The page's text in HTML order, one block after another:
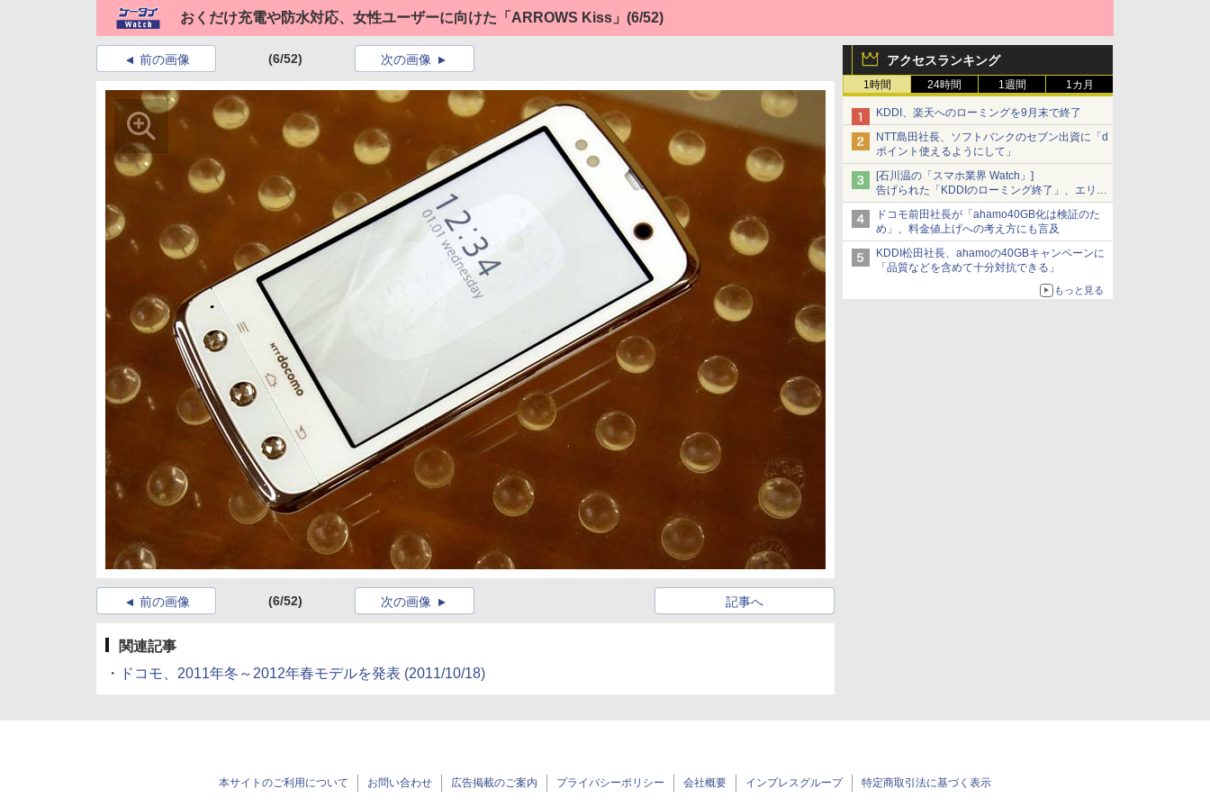
おくだけ充電や防水対応、女性ユーザーに向けた「ARROWS Kiss」 (6/52)
アクセスランキング
1時間 24時間 1週間 1カ月
KDDI、楽天へのローミングを9月末で終了
NTT島田社長、ソフトバンクのセブン出資に「d
ポイント使えるようにして」
[石川温の「スマホ業界 Watch」]
告げられた「KDDIのローミング終了」、エリア
マップの落とし穴と楽天モバイルの課題
ドコモ前田社長が「ahamo40GB化は検証のた
め」、料金値上げへの考え方にも言及
KDDI松田社長、ahamoの40GBキャンペーンに
「品質などを含めて十分対抗できる」
もっと見る
前の画像 (6/52) 次の画像
前の画像 (6/52) 記事へ
次の画像
関連記事
・
ドコモ、2011年冬～2012年春モデルを発表 (2011/10/18)
本サイトのご利用について お問い合わせ 広告掲載のご案内 プライバシーポリシー 会社概要 インプレスグループ 特定商取引法に基づく表示